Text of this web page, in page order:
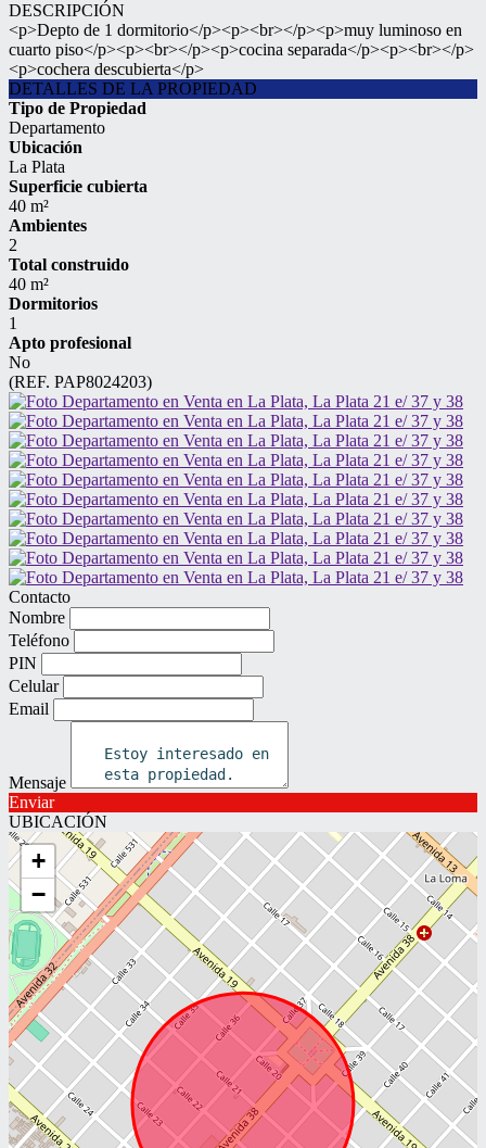
DESCRIPCIÓN
<p>Depto de 1 dormitorio</p><p><br></p><p>muy luminoso en
cuarto piso</p><p><br></p><p>cocina separada</p><p><br></p>
<p>cochera descubierta</p>
DETALLES DE LA PROPIEDAD
Tipo de Propiedad
Departamento
Ubicación
La Plata
Superficie cubierta
40 m²
Ambientes
2
Total construido
40 m²
Dormitorios
1
Apto profesional
No
(REF. PAP8024203)
Contacto
Nombre
Teléfono
PIN
Celular
Email
Mensaje
Enviar
UBICACIÓN
+
−